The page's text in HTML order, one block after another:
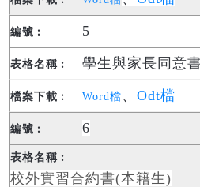
5
學生與家長同意
Word檔 、 Odt檔
6
校外實習合約書(本籍生)